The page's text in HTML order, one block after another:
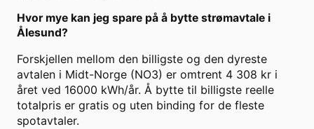
Hvor mye kan jeg spare på å bytte strømavtale i
Ålesund?
Forskjellen mellom den billigste og den dyreste
avtalen i Midt-Norge (NO3) er omtrent 4 308 kr i
året ved 16000 kWh/år. Å bytte til billigste reelle
totalpris er gratis og uten binding for de fleste
spotavtaler.